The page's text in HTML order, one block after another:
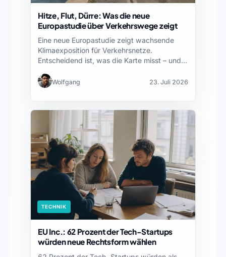
Hitze, Flut, Dürre: Was die neue
Europastudie über Verkehrswege zeigt
Eine neue Europastudie zeigt wachsende
Klimaexposition für Verkehrsnetze.
Entscheidend ist, was die Karte misst – und…
Wolfgang 23. Juli 2026
TECHNIK
EU Inc.: 62 Prozent der Tech-Startups
würden neue Rechtsform wählen